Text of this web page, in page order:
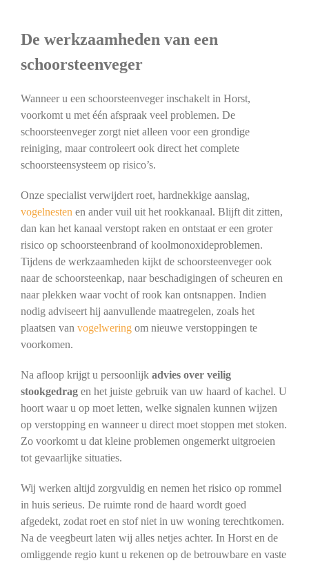
De werkzaamheden van een
schoorsteenveger
Wanneer u een schoorsteenveger inschakelt in Horst,
voorkomt u met één afspraak veel problemen. De
schoorsteenveger zorgt niet alleen voor een grondige
reiniging, maar controleert ook direct het complete
schoorsteensysteem op risico’s.
Onze specialist verwijdert roet, hardnekkige aanslag,
vogelnesten en ander vuil uit het rookkanaal. Blijft dit zitten,
dan kan het kanaal verstopt raken en ontstaat er een groter
risico op schoorsteenbrand of koolmonoxideproblemen.
Tijdens de werkzaamheden kijkt de schoorsteenveger ook
naar de schoorsteenkap, naar beschadigingen of scheuren en
naar plekken waar vocht of rook kan ontsnappen. Indien
nodig adviseert hij aanvullende maatregelen, zoals het
plaatsen van vogelweringom nieuwe verstoppingen te
voorkomen.
Na afloop krijgt u persoonlijk advies over veilig
stookgedragen het juiste gebruik van uw haard of kachel. U
hoort waar u op moet letten, welke signalen kunnen wijzen
op verstopping en wanneer u direct moet stoppen met stoken.
Zo voorkomt u dat kleine problemen ongemerkt uitgroeien
tot gevaarlijke situaties.
Wij werken altijd zorgvuldig en nemen het risico op rommel
in huis serieus. De ruimte rond de haard wordt goed
afgedekt, zodat roet en stof niet in uw woning terechtkomen.
Na de veegbeurt laten wij alles netjes achter. In Horst en de
omliggende regio kunt u rekenen op de betrouwbare en vaste